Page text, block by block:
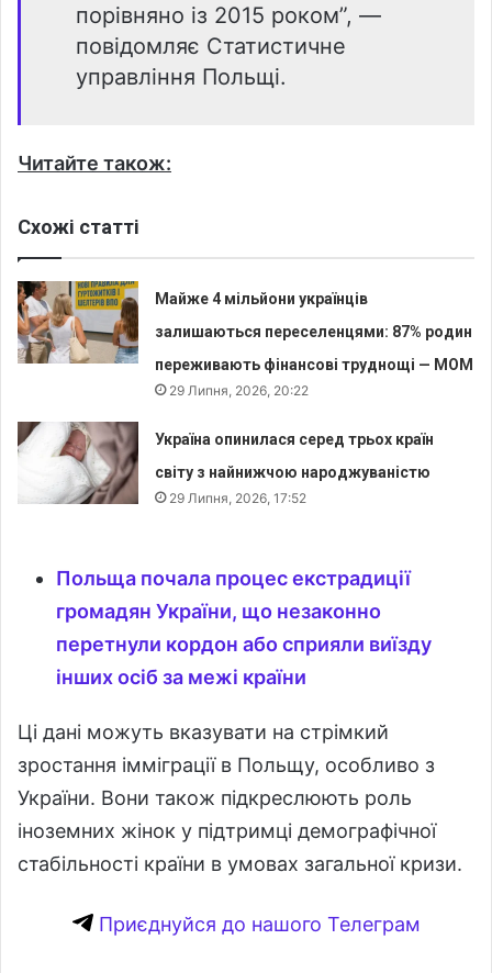
порівняно із 2015 роком”, —
повідомляє Статистичне
управління Польщі.
Читайте також:
Схожі статті
Майже 4 мільйони українців
залишаються переселенцями: 87% родин
переживають фінансові труднощі — МОМ
29 Липня, 2026, 20:22
Україна опинилася серед трьох країн
світу з найнижчою народжуваністю
29 Липня, 2026, 17:52
Польща почала процес екстрадиції
громадян України, що незаконно
перетнули кордон або сприяли виїзду
інших осіб за межі країни
Ці дані можуть вказувати на стрімкий
зростання імміграції в Польщу, особливо з
України. Вони також підкреслюють роль
іноземних жінок у підтримці демографічної
стабільності країни в умовах загальної кризи.
Приєднуйся до нашого Телеграм